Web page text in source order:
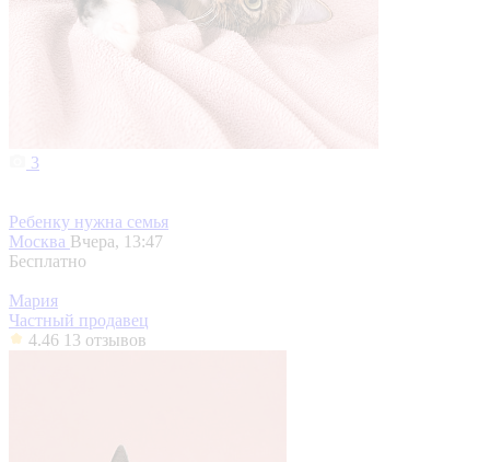
3
Ребенку нужна семья
Москва Вчера, 13:47
Бесплатно
Мария
Частный продавец
4.46 13 отзывов